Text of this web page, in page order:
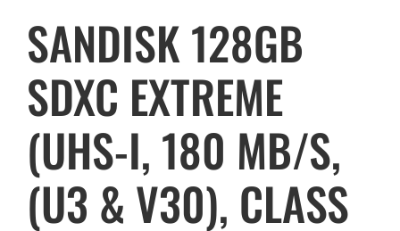
SANDISK 128GB
SDXC EXTREME
(UHS-I, 180 MB/S,
(U3 & V30), CLASS